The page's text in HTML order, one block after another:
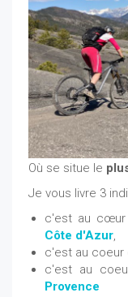
Où se situe le
Je vous livre 3
c'est au
Côte d'Azur
c'est au coeur
c'est au
Provence